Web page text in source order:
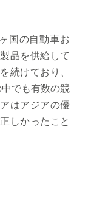
国の自動車お
品を供給して
続けており、
でも有数の競
はアジアの優
しかったこと